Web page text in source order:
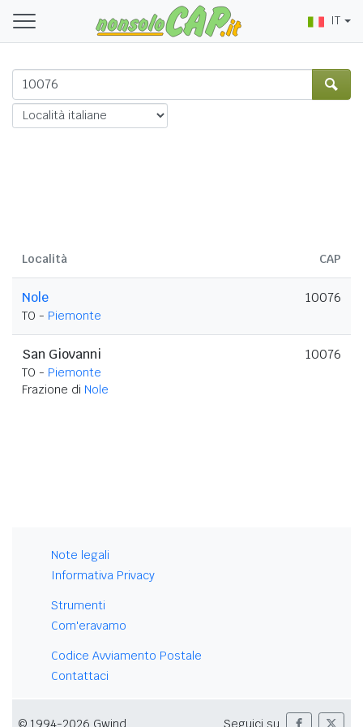
IT
Località CAP
Nole
TO - Piemonte
10076
San Giovanni
TO - Piemonte
Frazione di Nole
10076
Note legali
Informativa Privacy
Strumenti
Com'eravamo
Codice Avviamento Postale
Contattaci
© 1994-2026 Gwind Seguici su